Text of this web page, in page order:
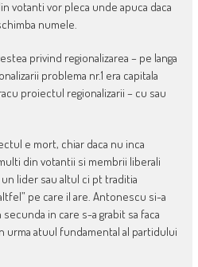
votanti vor pleca unde apuca daca
numele.
privind regionalizarea – pe langa
problema nr.1 era capitala
proiectul regionalizarii – cu sau
e mort, chiar daca nu inca
din votantii si membrii liberali
lider sau altul ci pt traditia
pe care il are. Antonescu si-a
in care s-a grabit sa faca
urma atuul fundamental al partidului